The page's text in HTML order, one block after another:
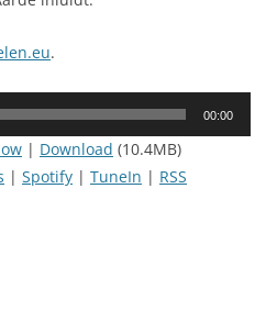
.
00:00
| Download (10.4MB)
| Spotify | TuneIn | RSS